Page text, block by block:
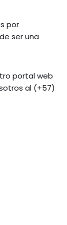
por
ser una
portal web
al (+57)